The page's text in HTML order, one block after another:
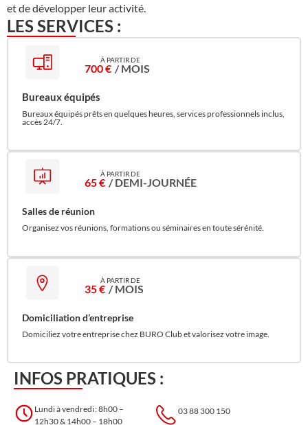
et de développer leur activité.
LES SERVICES :
700 € / MOIS
Bureaux équipés
Bureaux équipés prêts en quelques heures, services professionnels inclus,
accès 24/7.
65 € / DEMI-JOURNÉE
Salles de réunion
Organisez vos réunions, formations ou séminaires en toute sérénité.
35 € / MOIS
Domiciliation d’entreprise
Domiciliez votre entreprise chez BURO Club et valorisez votre image.
INFOS PRATIQUES :
Lundi à vendredi : 8h00 –
12h30 & 14h00 – 18h00
03 88 300 150